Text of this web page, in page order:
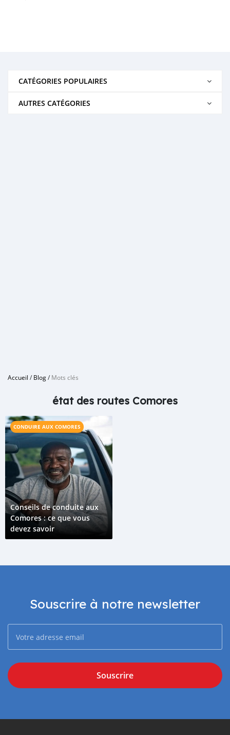
CATÉGORIES POPULAIRES
AUTRES CATÉGORIES
Accueil /Blog/Mots clés
état des routes Comores
CONDUIRE AUX COMORES
Conseils de conduite aux
Comores : ce que vous
devez savoir
Souscrire à notre newsletter
Souscrire